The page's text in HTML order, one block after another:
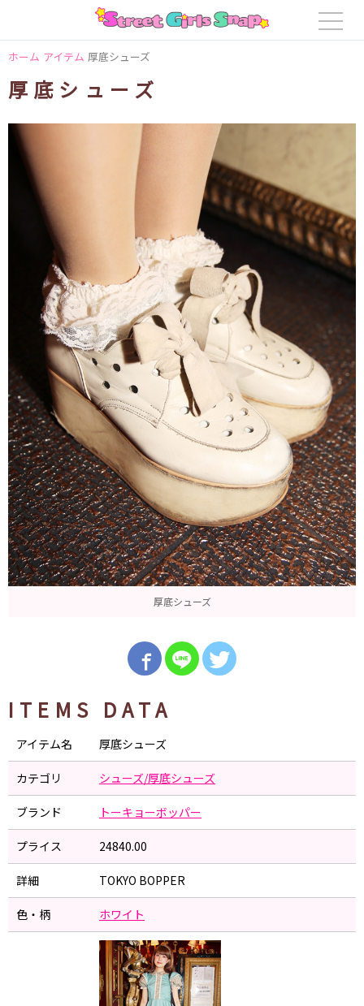
ホーム アイテム 厚底シューズ
厚底シューズ
厚底シューズ
ITEMS DATA
アイテム名 厚底シューズ
カテゴリ シューズ/厚底シューズ
ブランド トーキョーボッパー
プライス 24840.00
詳細 TOKYO BOPPER
色・柄 ホワイト